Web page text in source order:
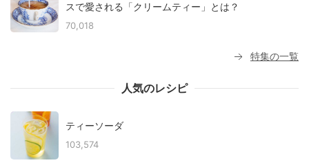
スで愛される「クリームティー」とは？
70,018
特集の一覧
人気のレシピ
ティーソーダ
103,574